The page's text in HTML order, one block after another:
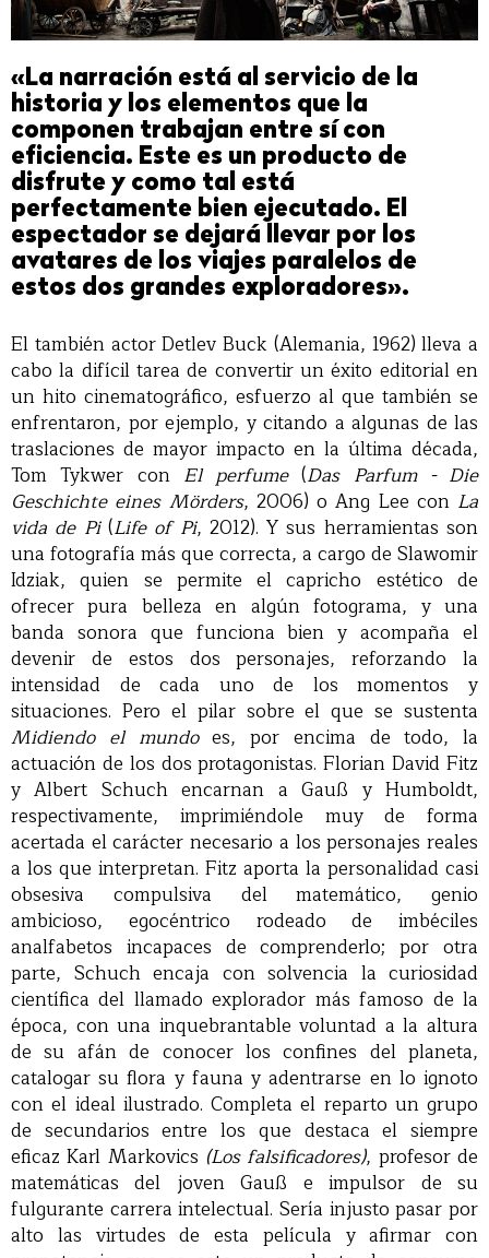
«La narración está al servicio de la
historia y los elementos que la
componen trabajan entre sí con
eficiencia. Este es un producto de
disfrute y como tal está
perfectamente bien ejecutado. El
espectador se dejará llevar por los
avatares de los viajes paralelos de
estos dos grandes exploradores».
El también actor Detlev Buck (Alemania, 1962) lleva a
cabo la difícil tarea de convertir un éxito editorial en
un hito cinematográfico, esfuerzo al que también se
enfrentaron, por ejemplo, y citando a algunas de las
traslaciones de mayor impacto en la última década,
Tom Tykwer con El perfume(Das Parfum - Die
Geschichte eines Mörders, 2006) o Ang Lee conLa
vida de Pi(Life of Pi, 2012). Y sus herramientas son
una fotografía más que correcta, a cargo de Slawomir
Idziak, quien se permite el capricho estético de
ofrecer pura belleza en algún fotograma, y una
banda sonora que funciona bien y acompaña el
devenir de estos dos personajes, reforzando la
intensidad de cada uno de los momentos y
situaciones. Pero el pilar sobre el que se sustenta
Midiendo el mundoes, por encima de todo, la
actuación de los dos protagonistas. Florian David Fitz
y Albert Schuch encarnan a Gauß y Humboldt,
respectivamente, imprimiéndole muy de forma
acertada el carácter necesario a los personajes reales
a los que interpretan. Fitz aporta la personalidad casi
obsesiva compulsiva del matemático, genio
ambicioso, egocéntrico rodeado de imbéciles
analfabetos incapaces de comprenderlo; por otra
parte, Schuch encaja con solvencia la curiosidad
científica del llamado explorador más famoso de la
época, con una inquebrantable voluntad a la altura
de su afán de conocer los confines del planeta,
catalogar su flora y fauna y adentrarse en lo ignoto
con el ideal ilustrado. Completa el reparto un grupo
de secundarios entre los que destaca el siempre
eficaz Karl Markovics (Los falsificadores), profesor de
matemáticas del joven Gauß e impulsor de su
fulgurante carrera intelectual. Sería injusto pasar por
alto las virtudes de esta película y afirmar con